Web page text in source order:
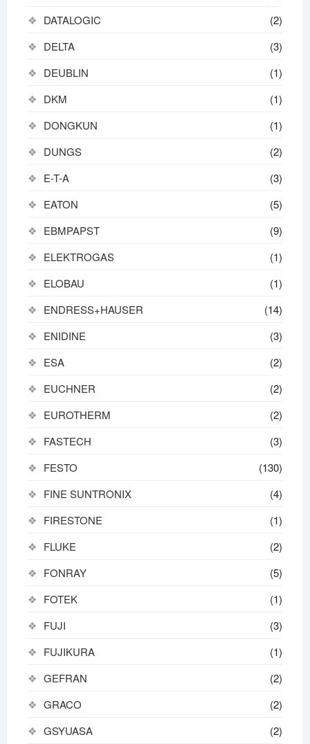
DATALOGIC
(2)
DELTA
(3)
DEUBLIN
(1)
DKM
(1)
DONGKUN
(1)
DUNGS
(2)
E-T-A
(3)
EATON
(5)
EBMPAPST
(9)
ELEKTROGAS
(1)
ELOBAU
(1)
ENDRESS+HAUSER
(14)
ENIDINE
(3)
ESA
(2)
EUCHNER
(2)
EUROTHERM
(2)
FASTECH
(3)
FESTO
(130)
FINE SUNTRONIX
(4)
FIRESTONE
(1)
FLUKE
(2)
FONRAY
(5)
FOTEK
(1)
FUJI
(3)
FUJIKURA
(1)
GEFRAN
(2)
GRACO
(2)
GSYUASA
(2)